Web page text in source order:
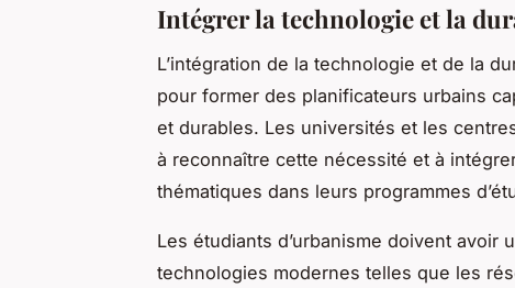
Intégrer la technologie et la
L’intégration de la technologie et de la
pour former des planificateurs urbains
et durables. Les universités et les
à reconnaître cette nécessité et à
thématiques dans leurs programmes
Les étudiants d’urbanisme doivent avoir
technologies modernes telles que les